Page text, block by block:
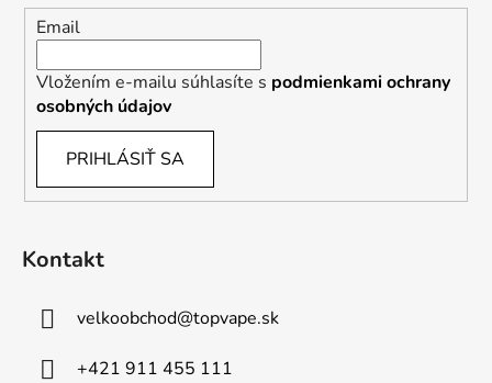
Email
Vložením e-mailu súhlasíte s podmienkami ochrany
osobných údajov
PRIHLÁSIŤ SA
Kontakt
velkoobchod@topvape.sk
+421 911 455 111